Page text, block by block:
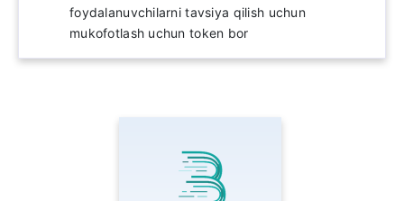
foydalanuvchilarni tavsiya qilish uchun
mukofotlash uchun token bor